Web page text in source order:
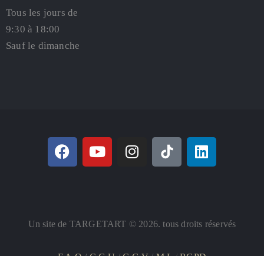
Tous les jours de
9:30 à 18:00
Sauf le dimanche
Un site de TARGETART © 2026. tous droits réservés